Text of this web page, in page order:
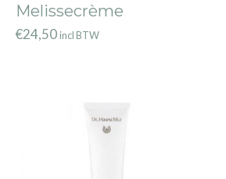
Melissecrème
€24,50 incl BTW